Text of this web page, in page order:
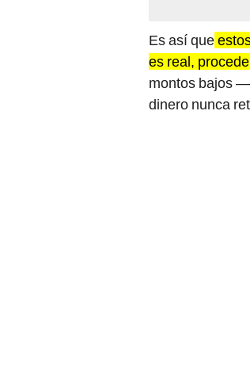
Es así que
es real,
montos bajos
dinero nunca